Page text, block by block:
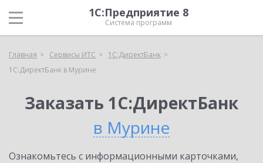
1С:Предприятие 8
Система программ
Главная Сервисы ИТС
1С:ДиректБанк
1С:ДиректБанк в Мурине
Заказать 1С:ДиректБанк
в Мурине
Ознакомьтесь с информационными карточками,